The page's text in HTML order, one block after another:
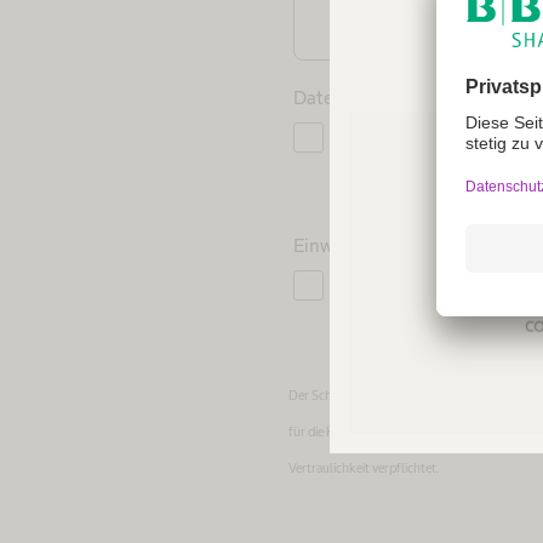
Not
Datenschutz
Ich habe die
Einwilligung
Ich stimme der
Zwecken der
Der Schutz der persönlichen Daten unserer
für die Kontaktaufnahme gespeichert und
Vertraulichkeit verpflichtet.